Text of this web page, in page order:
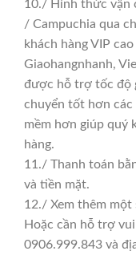
10./ Hình thức vận
/ Campuchia qua
khách hàng VIP
Giaohangnhanh,
được hỗ trợ tốc độ
chuyển tốt hơn các
mềm hơn giúp quý
hàng.
11./ Thanh toán
và tiền mặt.
12./ Xem thêm một
Hoặc cần hỗ trợ
0906.999.843 và